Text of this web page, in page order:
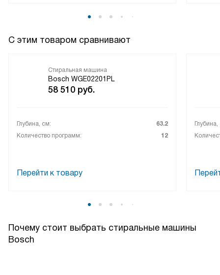
С этим товаром сравнивают
Стиральная машина
Bosch WGE02201PL
58 510 руб.
Глубина, см:
63.2
Количество программ:
12
Перейти к товару
Почему стоит выбрать стиральные машины
Bosch